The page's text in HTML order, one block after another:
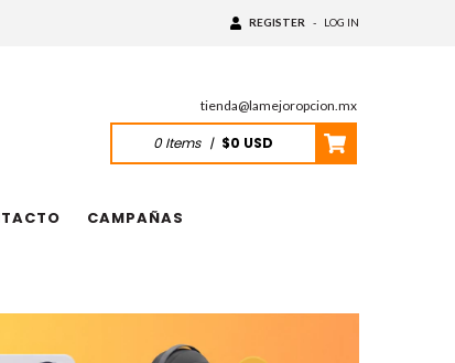
REGISTER - LOG IN
tienda@lamejoropcion.mx
0Items | $0 USD
CAMPAÑAS